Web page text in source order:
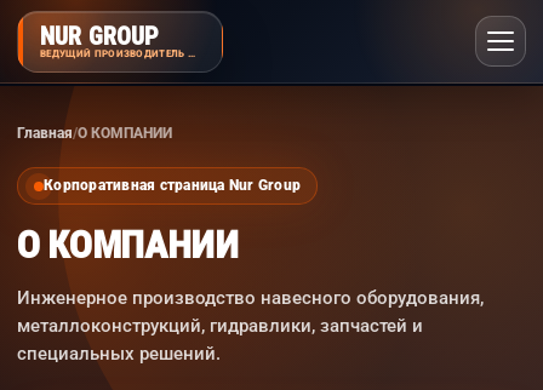
NUR GROUP
ВЕДУЩИЙ ПРОИЗВОДИТЕЛЬ НАВЕСНОГО ОБОРУДОВАНИЯ
Главная О КОМПАНИИ
Корпоративная страница Nur Group
О КОМПАНИИ
Инженерное производство навесного оборудования,
металлоконструкций, гидравлики, запчастей и
специальных решений.